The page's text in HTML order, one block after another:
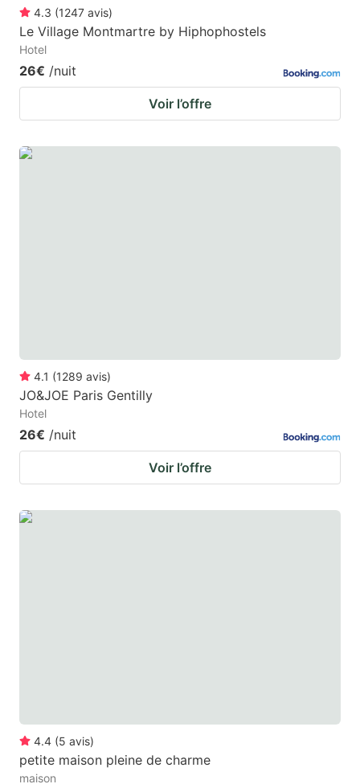
4.3 (1247 avis)
Le Village Montmartre by Hiphophostels
Hotel
26€ /nuit
Voir l’offre
4.1 (1289 avis)
JO&JOE Paris Gentilly
Hotel
26€ /nuit
Voir l’offre
4.4 (5 avis)
petite maison pleine de charme
maison